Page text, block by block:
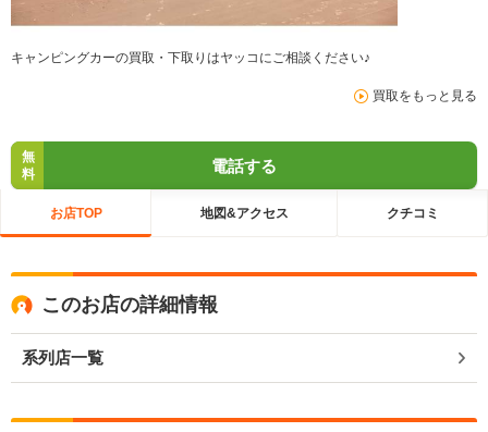
キャンピングカーの買取・下取りはヤッコにご相談ください♪
買取をもっと見る
無
料
電話する
お店TOP 地図&アクセス クチコミ
このお店の詳細情報
系列店一覧